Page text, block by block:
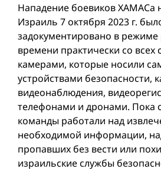
Нападение боевиков
Израиль 7 октября 2023 г.
задокументировано в режиме
времени практически со всех
камерами, которые носили
устройствами безопасности,
видеонаблюдения,
телефонами и дронами. Пока
команды работали над
необходимой информации,
пропавших без вести или
израильские службы